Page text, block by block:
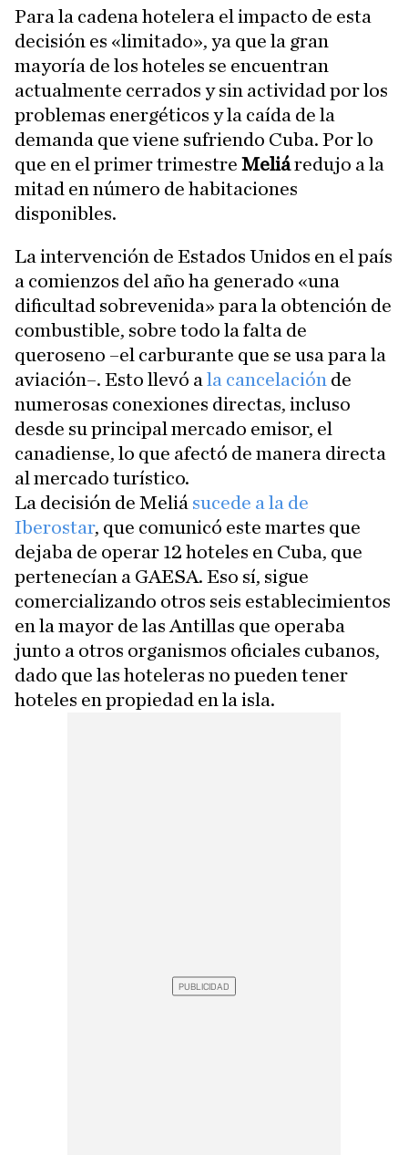
Para la cadena hotelera el impacto de esta
decisión es «limitado», ya que la gran
mayoría de los hoteles se encuentran
actualmente cerrados y sin actividad por los
problemas energéticos y la caída de la
demanda que viene sufriendo Cuba. Por lo
que en el primer trimestre Meliáredujo a la
mitad en número de habitaciones
disponibles.
La intervención de Estados Unidos en el país
a comienzos del año ha generado «una
dificultad sobrevenida» para la obtención de
combustible, sobre todo la falta de
queroseno –el carburante que se usa para la
aviación–. Esto llevó a la cancelación de
numerosas conexiones directas, incluso
desde su principal mercado emisor, el
canadiense, lo que afectó de manera directa
al mercado turístico.
La decisión de Meliá sucede a la de
Iberostar, que comunicó este martes que
dejaba de operar 12 hoteles en Cuba, que
pertenecían a GAESA. Eso sí, sigue
comercializando otros seis establecimientos
en la mayor de las Antillas que operaba
junto a otros organismos oficiales cubanos,
dado que las hoteleras no pueden tener
hoteles en propiedad en la isla.